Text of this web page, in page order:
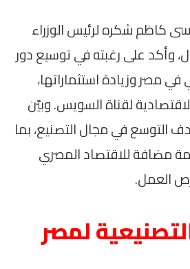
كاظم شكره لرئيس الوزراء
وأكد على رغبته في توسيع دور
مصر وزيادة استثماراتها،
لقناة السويس. وبيّن
التوسع في مجال التصنيع، بما
مضافة للاقتصاد المصري
العمل.
لمصر